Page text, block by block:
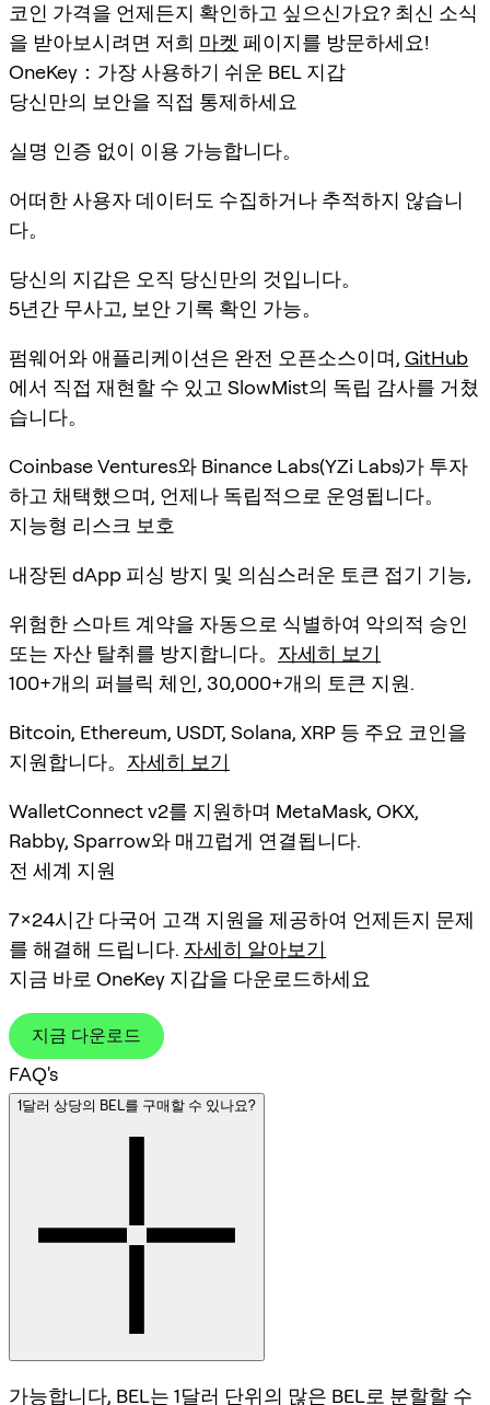
코인 가격을 언제든지 확인하고 싶으신가요? 최신 소식
을 받아보시려면 저희 마켓 페이지를 방문하세요!
OneKey：가장 사용하기 쉬운 BEL 지갑
당신만의 보안을 직접 통제하세요
실명 인증 없이 이용 가능합니다。
어떠한 사용자 데이터도 수집하거나 추적하지 않습니
다。
당신의 지갑은 오직 당신만의 것입니다。
5년간 무사고, 보안 기록 확인 가능。
펌웨어와 애플리케이션은 완전 오픈소스이며, GitHub
에서 직접 재현할 수 있고 SlowMist의 독립 감사를 거쳤
습니다。
Coinbase Ventures와 Binance Labs(YZi Labs)가 투자
하고 채택했으며, 언제나 독립적으로 운영됩니다。
지능형 리스크 보호
내장된 dApp 피싱 방지 및 의심스러운 토큰 접기 기능,
위험한 스마트 계약을 자동으로 식별하여 악의적 승인
또는 자산 탈취를 방지합니다。 자세히 보기
100+개의 퍼블릭 체인, 30,000+개의 토큰 지원.
Bitcoin, Ethereum, USDT, Solana, XRP 등 주요 코인을
지원합니다。 자세히 보기
WalletConnect v2를 지원하며 MetaMask, OKX,
Rabby, Sparrow와 매끄럽게 연결됩니다.
전 세계 지원
7×24시간 다국어 고객 지원을 제공하여 언제든지 문제
를 해결해 드립니다. 자세히 알아보기
지금 바로 OneKey 지갑을 다운로드하세요
지금 다운로드
FAQ's
1달러 상당의 BEL를 구매할 수 있나요?
가능합니다, BEL는 1달러 단위의 많은 BEL로 분할할 수